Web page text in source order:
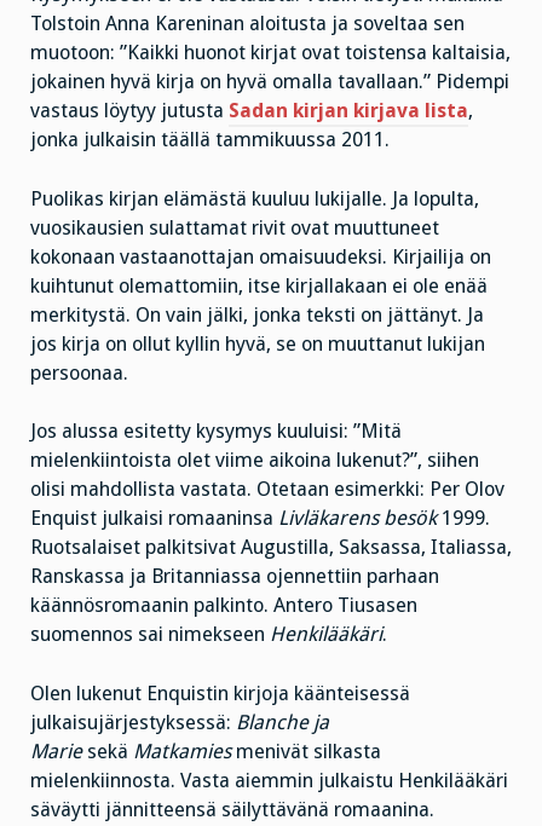
Tolstoin Anna Kareninan aloitusta ja soveltaa sen
muotoon: ”Kaikki huonot kirjat ovat toistensa kaltaisia,
jokainen hyvä kirja on hyvä omalla tavallaan.” Pidempi
vastaus löytyy jutusta Sadan kirjan kirjava lista,
jonka julkaisin täällä tammikuussa 2011.
Puolikas kirjan elämästä kuuluu lukijalle. Ja lopulta,
vuosikausien sulattamat rivit ovat muuttuneet
kokonaan vastaanottajan omaisuudeksi. Kirjailija on
kuihtunut olemattomiin, itse kirjallakaan ei ole enää
merkitystä. On vain jälki, jonka teksti on jättänyt. Ja
jos kirja on ollut kyllin hyvä, se on muuttanut lukijan
persoonaa.
Jos alussa esitetty kysymys kuuluisi: ”Mitä
mielenkiintoista olet viime aikoina lukenut?”, siihen
olisi mahdollista vastata. Otetaan esimerkki: Per Olov
Enquist julkaisi romaaninsa Livläkarens besök1999.
Ruotsalaiset palkitsivat Augustilla, Saksassa, Italiassa,
Ranskassa ja Britanniassa ojennettiin parhaan
käännösromaanin palkinto. Antero Tiusasen
suomennos sai nimekseen Henkilääkäri.
Olen lukenut Enquistin kirjoja käänteisessä
julkaisujärjestyksessä: Blanche ja
Mariesekä Matkamiesmenivät silkasta
mielenkiinnosta. Vasta aiemmin julkaistu Henkilääkäri
säväytti jännitteensä säilyttävänä romaanina.